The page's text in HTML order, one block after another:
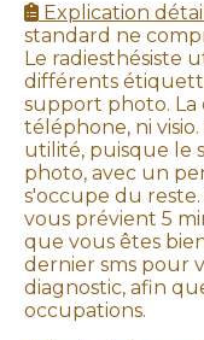
 Explication
standard ne
Le radiesthésiste
différents
support photo. La
téléphone, ni
utilité, puisque le
photo, avec un
s'occupe du
vous prévient 5
que vous êtes
dernier sms pour
diagnostic, afin
occupations.